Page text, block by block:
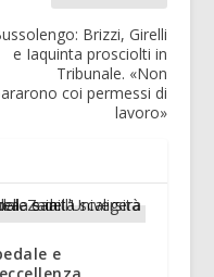
Brizzi, Girelli
e Iaquinta prosciolti in
Tribunale. «Non
coi permessi di
lavoro»
e